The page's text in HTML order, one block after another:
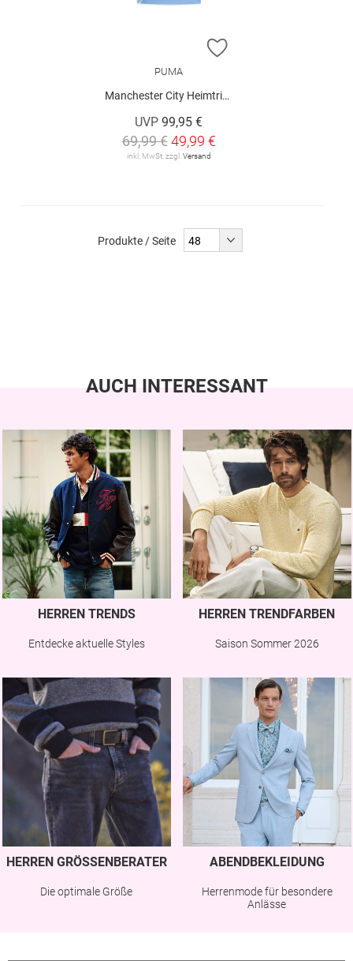
ZUR WUNSCHLISTE
PUMA
Manchester City Heimtrikot 25/26
UVP 99,95 €
69,99 € 49,99 €
inkl. MwSt. zzgl. Versand
Produkte / Seite
AUCH INTERESSANT
HERREN TRENDS
Entdecke aktuelle Styles
HERREN TRENDFARBEN
Saison Sommer 2026
HERREN GRÖSSENBERATER
Die optimale Größe
ABENDBEKLEIDUNG
Herrenmode für besondere
Anlässe